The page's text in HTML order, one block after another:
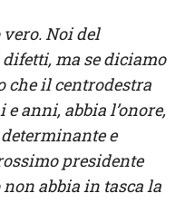
Noi del
ma se diciamo
che il centrodestra
anni, abbia l’onore,
determinante e
presidente
abbia in tasca la